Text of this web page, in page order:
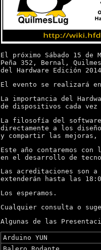
El próximo Sábado 15 de
Peña 352, Bernal,
del Hardware Edición
El evento se realizará en
La importancia del
de dispositivos cada vez
La filosofía del
directamente a los
y compartir las mejoras,
Este año contaremos
en el desarrollo de
Las acreditaciones son
extenderán hasta las
Los esperamos.
Cualquier consulta o
Algunas de las
Arduino YUN
Balero Rodante